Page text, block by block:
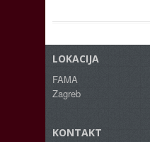
LOKACIJA
FAMA
Zagreb
KONTAKT